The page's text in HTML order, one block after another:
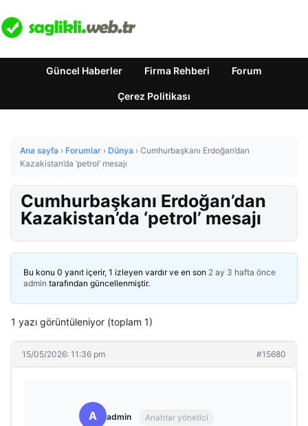
Güncel Haberler Firma Rehberi Forum
Çerez Politikası
Ana sayfa › Forumlar › Dünya › Cumhurbaşkanı Erdoğan’dan
Kazakistan’da ‘petrol’ mesajı
Cumhurbaşkanı Erdoğan’dan
Kazakistan’da ‘petrol’ mesajı
Bu konu 0 yanıt içerir, 1 izleyen vardır ve en son 2 ay 3 hafta önce
admin tarafından güncellenmiştir.
1 yazı görüntüleniyor (toplam 1)
15/05/2026: 11:36 pm #15680
A admin Anahtar yönetici